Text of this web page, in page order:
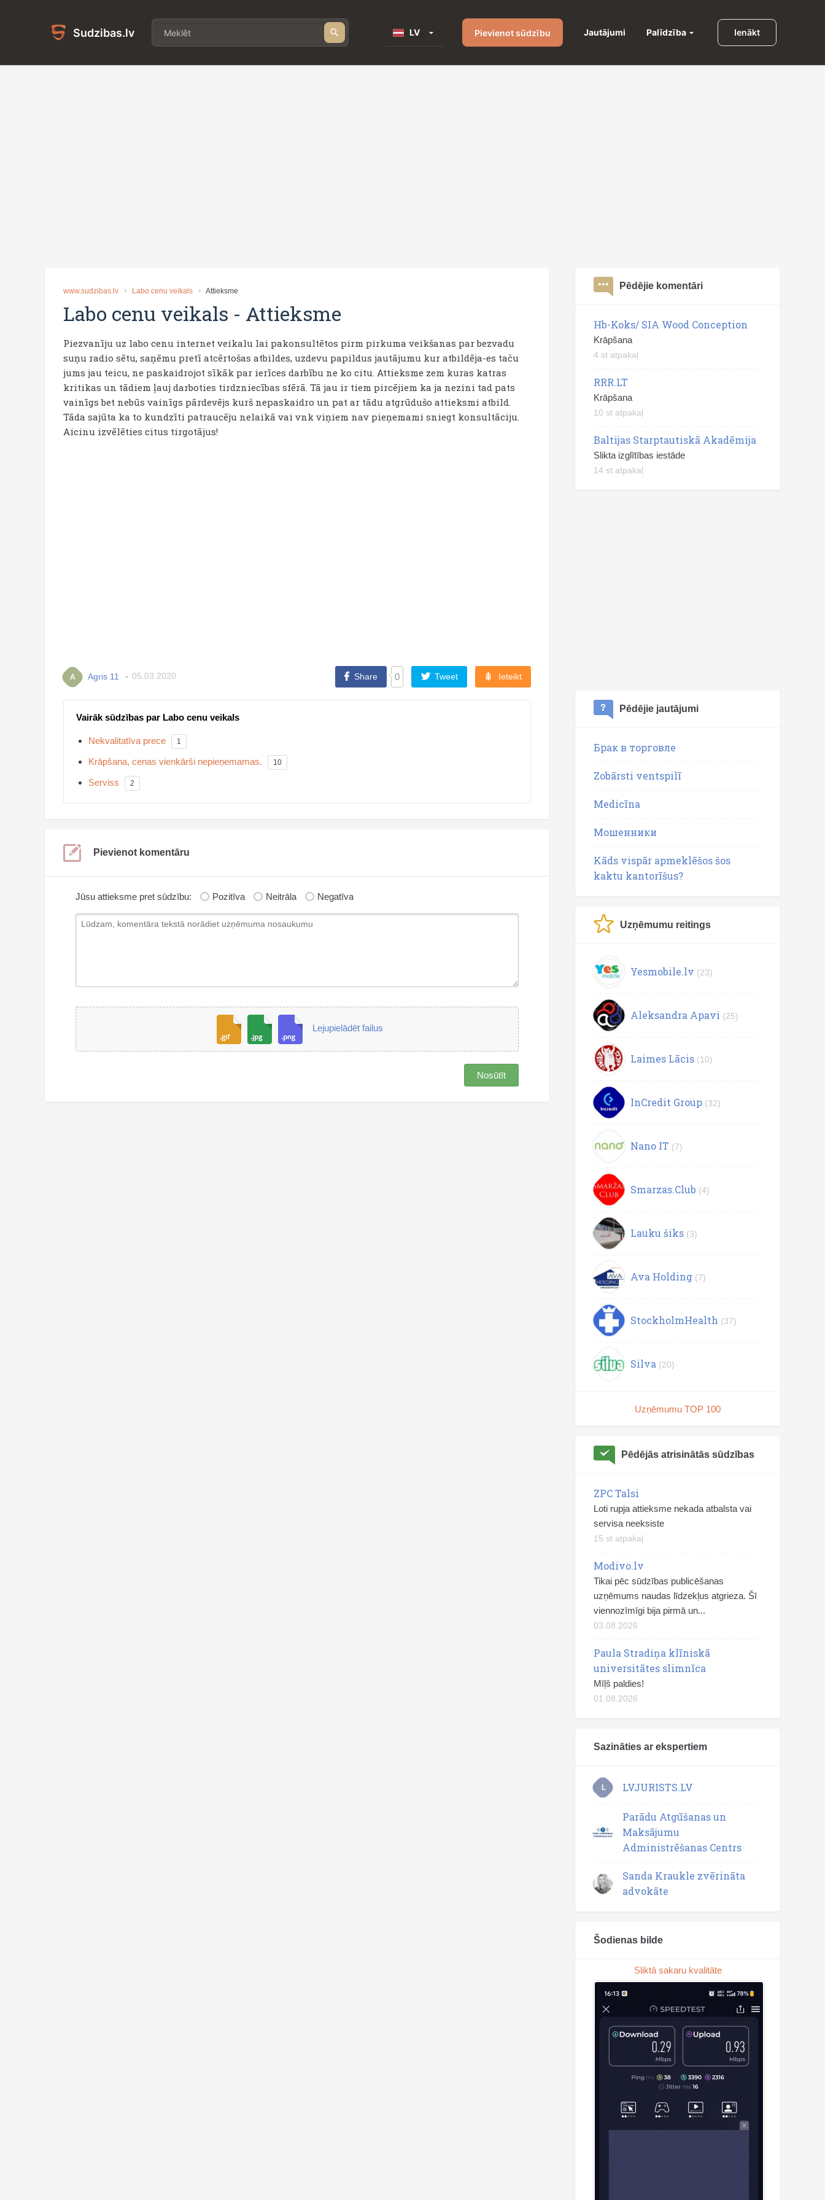
Sudzibas.lv LV Pievienot sūdzību Jautājumi Palīdzība Ienākt
www.sudzibas.lv Labo cenu veikals Attieksme
Labo cenu veikals - Attieksme
Piezvanīju uz labo cenu internet veikalu lai pakonsultētos pirm pirkuma veikšanas par bezvadu
suņu radio sētu, saņēmu pretī atcērtošas atbildes, uzdevu papildus jautājumu kur atbildēja-es taču
jums jau teicu, ne paskaidrojot sīkāk par ierīces darbību ne ko citu. Attieksme zem kuras katras
kritikas un tādiem ļauj darboties tirdzniecības sfērā. Tā jau ir tiem pircējiem ka ja nezini tad pats
vainīgs bet nebūs vainīgs pārdevējs kurš nepaskaidro un pat ar tādu atgrūdušo attieksmi atbild.
Tāda sajūta ka to kundzīti patraucēju nelaikā vai vnk viņiem nav pieņemami sniegt konsultāciju.
Aicinu izvēlēties citus tirgotājus!
A Agris 11 05.03.2020 Share 0 Tweet Ieteikt
Vairāk sūdzības par Labo cenu veikals
Nekvalitatīva prece 1
Krāpšana, cenas vienkārši nepieņemamas. 10
Serviss 2
Pievienot komentāru
Jūsu attieksme pret sūdzību: Pozitīva Neitrāla Negatīva
Lejupielādēt failus
Nosūtīt
Pēdējie komentāri
Hb-Koks/ SIA Wood Conception
Krāpšana
4 st atpakaļ
RRR.LT
Krāpšana
10 st atpakaļ
Baltijas Starptautiskā Akadēmija
Slikta izglītības iestāde
14 st atpakaļ
Pēdējie jautājumi
Брак в торговле
Zobārsti ventspilī
Medicīna
Мошенники
Kāds vispār apmeklēšos šos
kaktu kantorīšus?
Uzņēmumu reitings
Yesmobile.lv (23)
Aleksandra Apavi (25)
Laimes Lācis (10)
InCredit Group (32)
Nano IT (7)
Smarzas.Club (4)
Lauku šiks (3)
Ava Holding (7)
StockholmHealth (37)
Silva (20)
Uzņēmumu TOP 100
Pēdējās atrisinātās sūdzības
ZPC Talsi
Loti rupja attieksme nekada atbalsta vai
servisa neeksiste
15 st atpakaļ
Modivo.lv
Tikai pēc sūdzības publicēšanas
uzņēmums naudas līdzekļus atgrieza. Šī
viennozīmīgi bija pirmā un...
03.08.2026
Paula Stradiņa klīniskā
universitātes slimnīca
Mīļš paldies!
01.08.2026
Sazināties ar ekspertiem
L LVJURISTS.LV
Parādu Atgūšanas un
Maksājumu
Administrēšanas Centrs
Sanda Kraukle zvērināta
advokāte
Šodienas bilde
Sliktā sakaru kvalitāte